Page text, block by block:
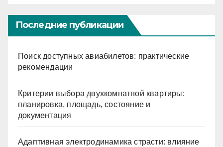
Последние публикации
Поиск доступных авиабилетов: практические
рекомендации
Критерии выбора двухкомнатной квартиры:
планировка, площадь, состояние и
документация
Адаптивная электродинамика страсти: влияние